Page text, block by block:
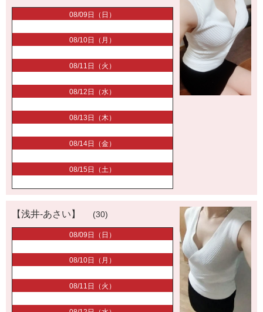
08/09日（日）
08/10日（月）
08/11日（火）
08/12日（水）
08/13日（木）
08/14日（金）
08/15日（土）
【浅井-あさい】 (30)
08/09日（日）
08/10日（月）
08/11日（火）